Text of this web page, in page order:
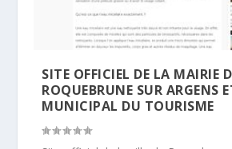
SITE OFFICIEL DE LA MAIRIE
ROQUEBRUNE SUR ARGENS
MUNICIPAL DU TOURISME